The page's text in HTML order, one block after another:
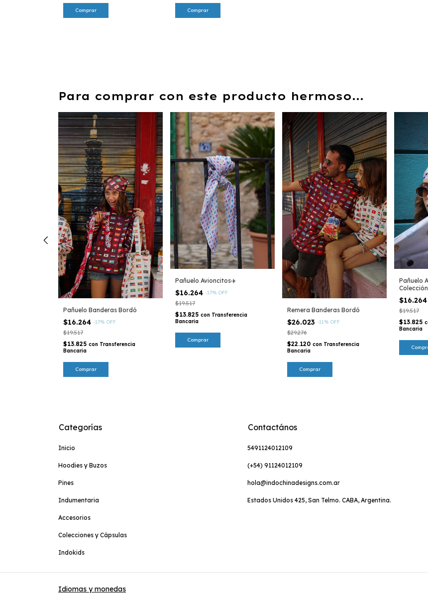
Comprar
Para comprar con este producto hermoso...
Pañuelo Banderas Bordó
$16.264 -17% OFF
$19.517
$13.825 con Transferencia
Bancaria
Pañuelo Avioncitos✈️
$16.264 -17% OFF
$19.517
$13.825 con Transferencia
Bancaria
Remera Banderas Bordó
$26.023 -11% OFF
$29.276
$22.120 con Transferencia
Bancaria
Comprar
Pañuelo
$16.264
$19.517
$13.825
Bancaria
Categorías
Inicio
Hoodies y Buzos
Pines
Indumentaria
Accesorios
Colecciones y Cápsulas
Indokids
Contactános
5491124012109
(+54) 91124012109
hola@indochinadesigns.com.ar
Estados Unidos 425, San Telmo. CABA, Argentina.
Idiomas y monedas